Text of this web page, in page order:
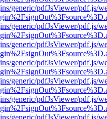
generic/pdfJsViewer/pdf.js/
generic/pdfJsViewer/pdf.js/
generic/pdfJsViewer/pdf.js/
generic/pdfJsViewer/pdf.js/
generic/pdfJsViewer/pdf.js/
generic/pdfJsViewer/pdf.js/
generic/pdfJsViewer/pdf.js/